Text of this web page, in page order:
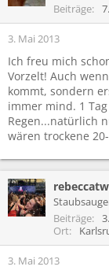
Beiträge
3. Mai 2013
Ich freu mich
Vorzelt! Auch
kommt, sondern
immer mind. 1
Regen...natürlich
wären trockene
Beiträge
Ort
3. Mai 2013